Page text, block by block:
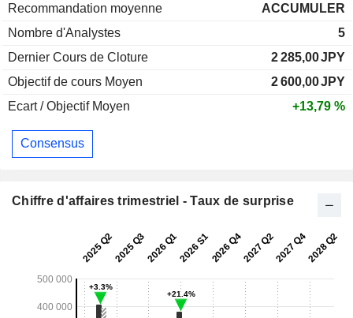
Recommandation moyenne
ACCUMULER
Nombre d'Analystes
5
Dernier Cours de Cloture
2 285,00JPY
Objectif de cours Moyen
2 600,00JPY
Ecart / Objectif Moyen
+13,79 %
Consensus
Chiffre d'affaires trimestriel - Taux de surprise